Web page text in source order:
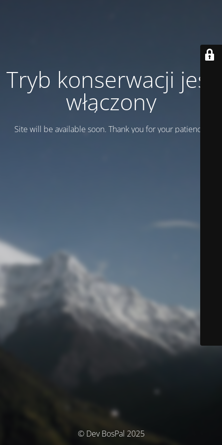
Tryb konserwacji jest
włączony
Site will be available soon. Thank you for your patience!
© Dev BosPal 2025